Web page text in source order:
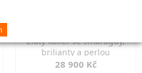
Zlatý kolier se smaragdy,
brilianty a perlou
28 900 Kč